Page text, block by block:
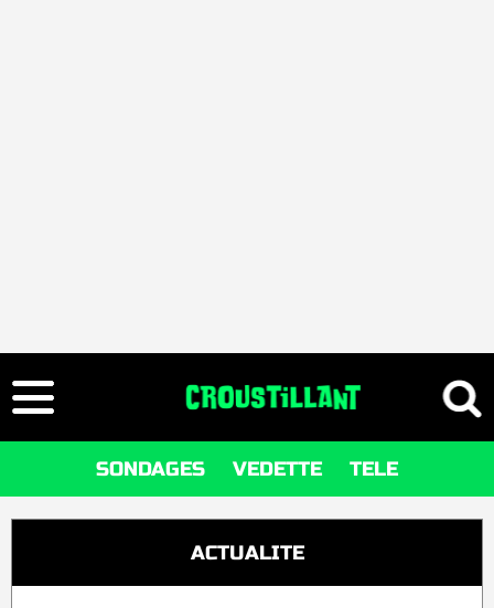
SONDAGES VEDETTE TELE
ACTUALITE